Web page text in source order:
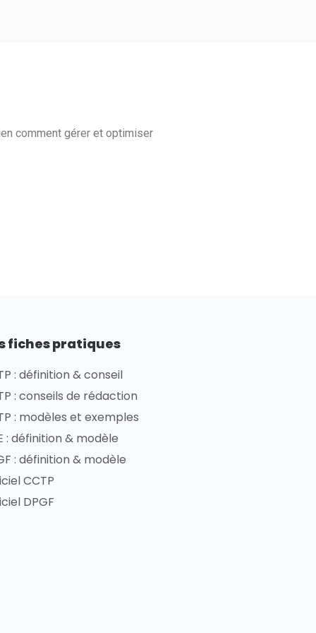
comment gérer et optimiser
fiches pratiques
: définition & conseil
: conseils de rédaction
: modèles et exemples
: définition & modèle
: définition & modèle
CCTP
DPGF